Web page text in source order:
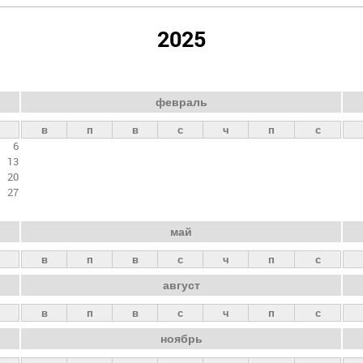
2025
6
13
20
27
февраль
в п в с ч п с
май
в п в с ч п с
август
в п в с ч п с
ноябрь